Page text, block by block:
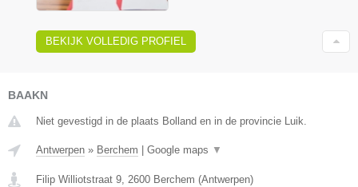
BEKIJK VOLLEDIG PROFIEL
BAAKN
Niet gevestigd in de plaats Bolland en in de provincie Luik.
Antwerpen » Berchem Google maps ▼
Filip Williotstraat 9 2600 Berchem (Antwerpen)